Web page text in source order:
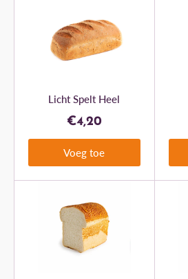
Licht Spelt Heel
€4,20
Voeg toe